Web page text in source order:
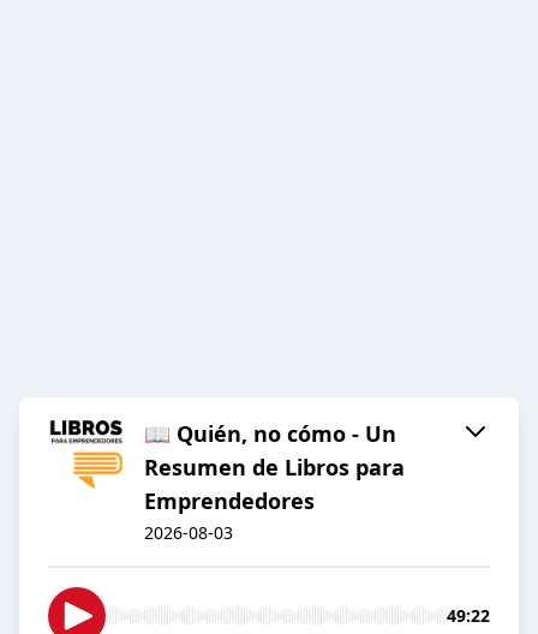
📖 Quién, no cómo - Un
Resumen de Libros para
Emprendedores
2026-08-03
49:22